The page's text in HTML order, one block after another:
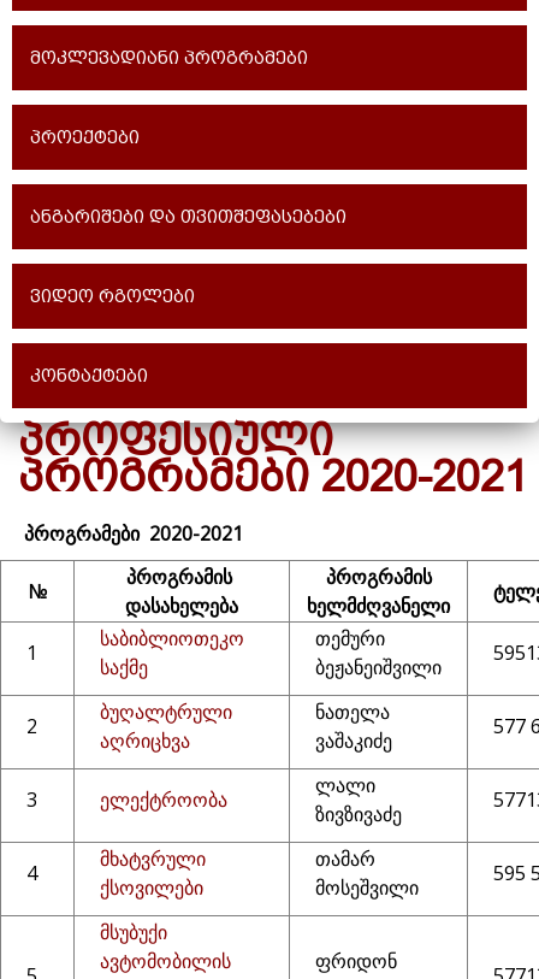
მოკლევადიანი პროგრამები
პროექტები
ანგარიშები და თვითშეფასებები
ვიდეო რგოლები
კონტაქტები
ᲞᲠᲝᲤᲔᲡᲘᲣᲚᲘ
ᲞᲠᲝᲒᲠᲐᲛᲔᲑᲘ 2020-2021
პროგრამები 2020-2021
№
პროგრამის
დასახელება
პროგრამის
ხელმძღვანელი
1
საბიბლიოთეკო
საქმე
თემური
ბეჟანეიშვილი
2
ბუღალტრული
აღრიცხვა
ნათელა
ვაშაკიძე
577
3 ელექტროობა
ლალი
ზივზივაძე
4
მხატვრული
ქსოვილები
თამარ
მოსეშვილი
595
მსუბუქი
ავტომობილის
ფრიდონ